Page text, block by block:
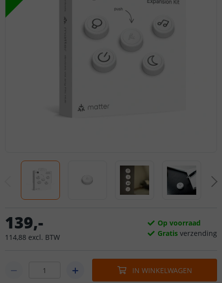
139,-
114,88 excl. BTW
Op voorraad
Gratis verzending
IN WINKELWAGEN